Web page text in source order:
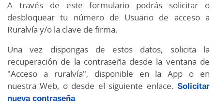
A través de este formulario podrás solicitar o
desbloquear tu número de Usuario de acceso a
Ruralvía y/o la clave de firma.
Una vez dispongas de estos datos, solicita la
recuperación de la contraseña desde la ventana de
"Acceso a ruralvía", disponible en la App o en
nuestra Web, o desde el siguiente enlace. Solicitar
nueva contraseña